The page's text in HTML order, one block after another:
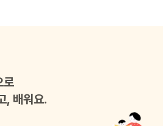
대해서도 감사하고 사랑하는 마음을
간단하지만 리듬감 있는 문장을 통해
향상되길 바라요.
로
, 배워요.